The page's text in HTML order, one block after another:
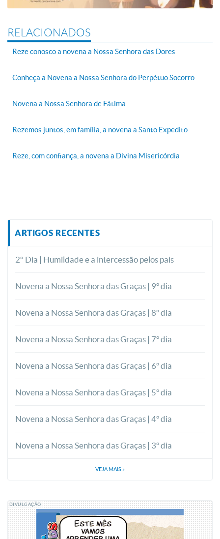
RELACIONADOS
Reze conosco a novena a Nossa Senhora das Dores
Conheça a Novena a Nossa Senhora do Perpétuo Socorro
Novena a Nossa Senhora de Fátima
Rezemos juntos, em família, a novena a Santo Expedito
Reze, com confiança, a novena a Divina Misericórdia
ARTIGOS RECENTES
2° Dia | Humildade e a intercessão pelos pais
Novena a Nossa Senhora das Graças | 9º dia
Novena a Nossa Senhora das Graças | 8º dia
Novena a Nossa Senhora das Graças | 7º dia
Novena a Nossa Senhora das Graças | 6º dia
Novena a Nossa Senhora das Graças | 5º dia
Novena a Nossa Senhora das Graças | 4º dia
Novena a Nossa Senhora das Graças | 3º dia
VEJA MAIS »
DIVULGAÇÃO